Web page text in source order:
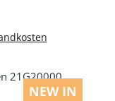
NEW IN